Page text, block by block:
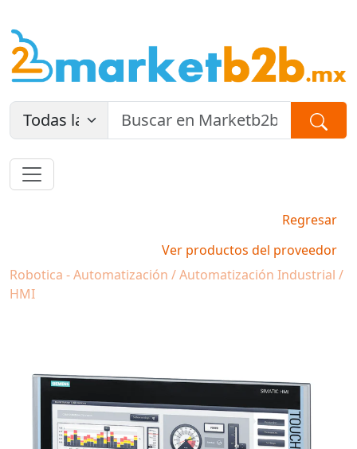
Regresar
Ver productos del proveedor
Robotica - Automatización / Automatización Industrial /
HMI